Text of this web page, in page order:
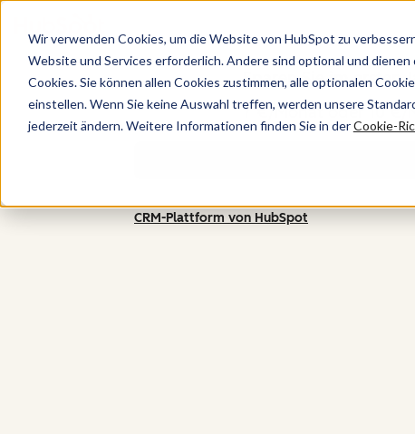
Wir verwenden Cookies, um die Website von HubSpot zu
Website und Services erforderlich. Andere sind optional und
Cookies. Sie können allen Cookies zustimmen, alle optionalen
einstellen. Wenn Sie keine Auswahl treffen, werden unsere
jederzeit ändern. Weitere Informationen finden Sie in derCookie-
Sparen Sie im ersten
7 €/Monat oder 10 €/
CRM-Plattform von HubSpot